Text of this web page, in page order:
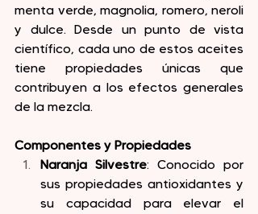
menta verde, magnolia, romero, neroli
y dulce. Desde un punto de vista
científico, cada uno de estos aceites
tiene propiedades únicas que
contribuyen a los efectos generales
de la mezcla.
Componentes y Propiedades
Naranja Silvestre: Conocido por
sus propiedades antioxidantes y
su capacidad para elevar el